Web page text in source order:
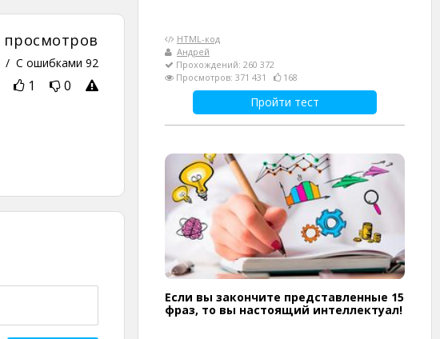
просмотров
/ С ошибками 92
1 0
HTML-код
Андрей
Прохождений: 260 372
Просмотров: 371 431
168
Пройти тест
Если вы закончите представленные 15
фраз, то вы настоящий интеллектуал!